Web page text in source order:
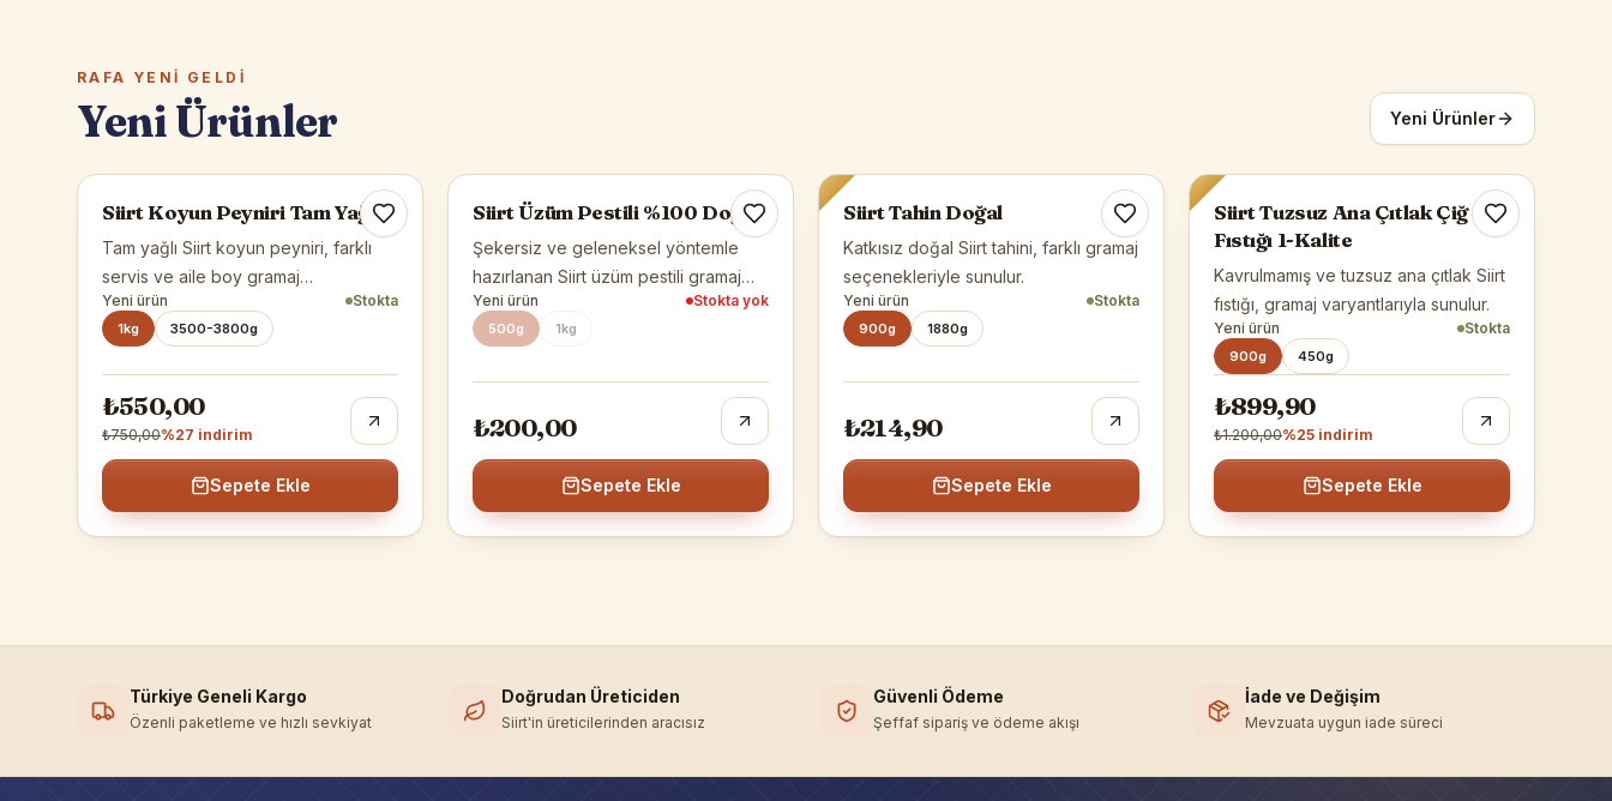
RAFA YENI GELDI
Yeni Ürünler Yeni Ürünler
Siirt Koyun Peyniri Tam Yağlı
Tam yağlı Siirt koyun peyniri, farklı
servis ve aile boy gramaj
seçenekleriyle sunulur.
Yeni ürün Stokta
1kg 3500-3800g
₺550,00
₺750,00%27 indirim
Sepete Ekle
Siirt Üzüm Pestili %100 Doğal
Şekersiz ve geleneksel yöntemle
hazırlanan Siirt üzüm pestili gramaj
varyantlarıyla sunulur.
Yeni ürün Stokta yok
500g 1kg
₺200,00
Sepete Ekle
Siirt Tahin Doğal
Katkısız doğal Siirt tahini, farklı gramaj
seçenekleriyle sunulur.
Yeni ürün Stokta
900g 1880g
₺214,90
Sepete Ekle
-%
Siirt Tuzsuz Ana Çıtlak Çiğ
Fıstığı 1-Kalite
Kavrulmamış ve tuzsuz ana çıtlak Siirt
fıstığı, gramaj varyantlarıyla sunulur.
Yeni ürün Stokta
900g 450g
₺899,90
₺1.200,00%25 indirim
Sepete Ekle
Türkiye Geneli Kargo
Özenli paketleme ve hızlı sevkiyat
Doğrudan Üreticiden
Siirt'in üreticilerinden aracısız
Güvenli Ödeme
Şeffaf sipariş ve ödeme akışı
İade ve Değişim
Mevzuata uygun iade süreci